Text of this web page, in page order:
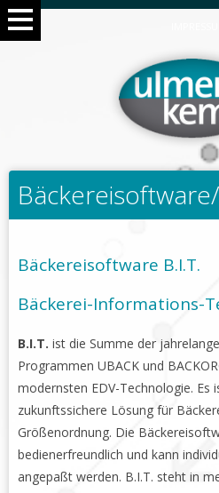
Bäckereisoftware B.I.T.
Bäckerei-Informations-
B.I.T. ist die Summe der
Programmen UBACK und
modernsten EDV-Technologie. Es
zukunftssichere Lösung für
Größenordnung. Die
bedienerfreundlich und kann
angepaßt werden. B.I.T. steht in